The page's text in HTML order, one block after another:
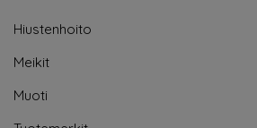
Hiustenhoito
Meikit
Muoti